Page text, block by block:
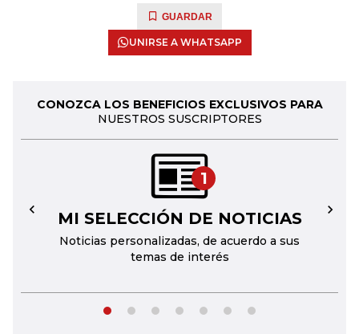
GUARDAR
UNIRSE A WHATSAPP
CONOZCA LOS BENEFICIOS EXCLUSIVOS PARA
NUESTROS SUSCRIPTORES
1
MI SELECCIÓN DE NOTICIAS
Noticias personalizadas, de acuerdo a sus
temas de interés
← →